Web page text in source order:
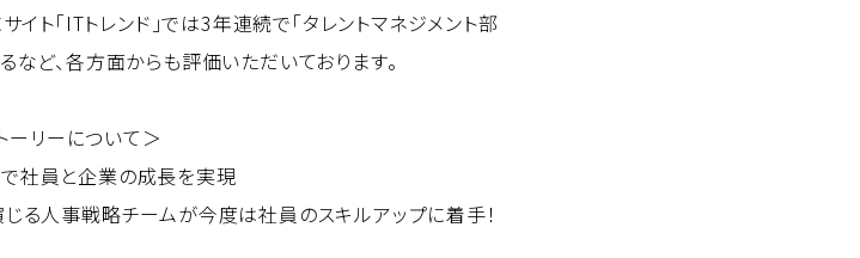
ト「ITトレンド」では3年連続で「タレントマネジメント部
ど、各方面からも評価いただいております。
ーリーについて＞
社員と企業の成長を実現
る人事戦略チームが今度は社員のスキルアップに着手！